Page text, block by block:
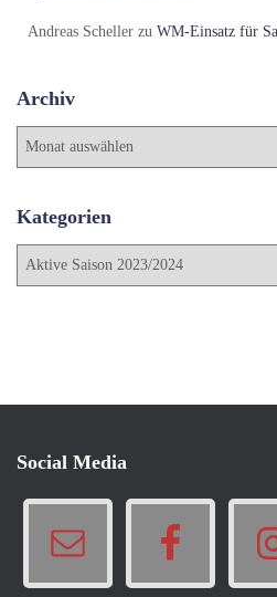
Andreas Scheller zu WM-Einsatz für
Archiv
A
h
Kategorien
r
n
Social Media